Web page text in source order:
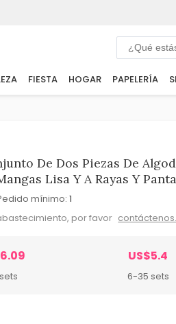
FIESTA HOGAR PAPELERÍA
De Dos Piezas De
Lisa Y A Rayas Y
mínimo: 1
por favor contáctenos.
US$5.4
6-35 sets